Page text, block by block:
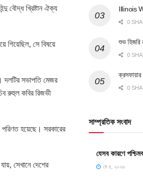
বৌদ্ধ খ্রিষ্টান ঐক্য
গিয়েছিল, সে বিষয়ে
দলটির সভাপতি মেজর
রুহুল কবির রিজভী
পরিণত হয়েছে। সরকারের
সেখানে দেশের
Illinois
0
শুভ হিজরি
0
ক্রসফায়ার
0
সাম্প্রতিক সংবাদ
যেসব কারণে
মে ৪, ২০২৬